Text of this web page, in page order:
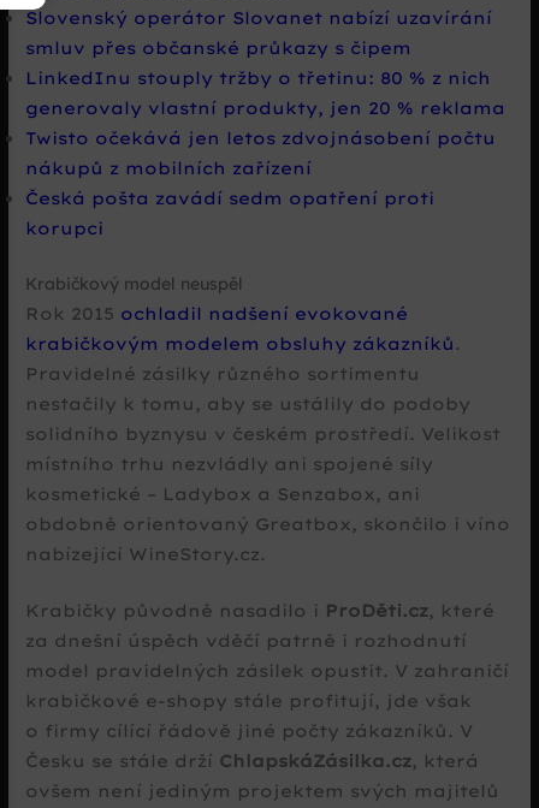
Slovenský operátor Slovanet nabízí uzavírání
smluv přes občanské průkazy s čipem
LinkedInu stouply tržby o třetinu: 80 % z nich
generovaly vlastní produkty, jen 20 % reklama
Twisto očekává jen letos zdvojnásobení počtu
nákupů z mobilních zařízení
Česká pošta zavádí sedm opatření proti
korupci
Krabičkový model neuspěl
Rok 2015 ochladil nadšení evokované
krabičkovým modelem obsluhy zákazníků .
Pravidelné zásilky různého sortimentu
nestačily k tomu, aby se ustálily do podoby
solidního byznysu v českém prostředí. Velikost
místního trhu nezvládly ani spojené síly
kosmetické – Ladybox a Senzabox, ani
obdobně orientovaný Greatbox, skončilo i víno
nabízející WineStory.cz.
Krabičky původně nasadilo i ProDěti.cz, které
za dnešní úspěch vděčí patrně i rozhodnutí
model pravidelných zásilek opustit. V zahraničí
krabičkové e-shopy stále profitují, jde však
o firmy cílící řádově jiné počty zákazníků. V
Česku se stále drží ChlapskáZásilka.cz, která
ovšem není jediným projektem svých majitelů